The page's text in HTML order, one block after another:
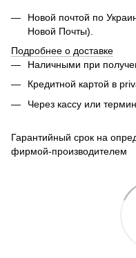
Новой почтой по
Новой Почты).
Подробнее о доставке
Наличными при
Кредитной картой в
Через кассу или
Гарантийный срок на
фирмой-производителем